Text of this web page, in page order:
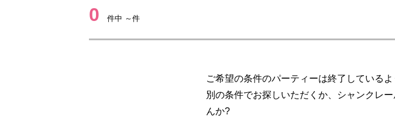
0 件中 ～件
ご希望の条件のパーティーは終了しているよ
別の条件でお探しいただくか、シャンクレ
んか?